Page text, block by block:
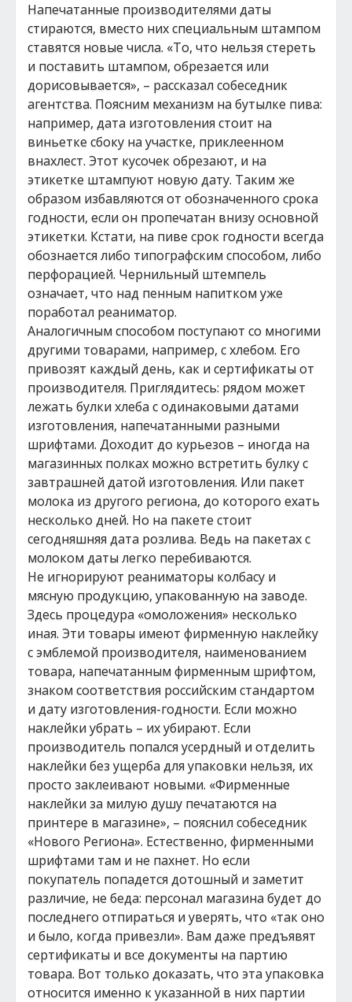
Напечатанные производителями даты
стираются, вместо них специальным штампом
ставятся новые числа. «То, что нельзя стереть
и поставить штампом, обрезается или
дорисовывается», – рассказал собеседник
агентства. Поясним механизм на бутылке пива:
например, дата изготовления стоит на
виньетке сбоку на участке, приклеенном
внахлест. Этот кусочек обрезают, и на
этикетке штампуют новую дату. Таким же
образом избавляются от обозначенного срока
годности, если он пропечатан внизу основной
этикетки. Кстати, на пиве срок годности всегда
обознается либо типографским способом, либо
перфорацией. Чернильный штемпель
означает, что над пенным напитком уже
поработал реаниматор.
Аналогичным способом поступают со многими
другими товарами, например, с хлебом. Его
привозят каждый день, как и сертификаты от
производителя. Приглядитесь: рядом может
лежать булки хлеба с одинаковыми датами
изготовления, напечатанными разными
шрифтами. Доходит до курьезов – иногда на
магазинных полках можно встретить булку с
завтрашней датой изготовления. Или пакет
молока из другого региона, до которого ехать
несколько дней. Но на пакете стоит
сегодняшняя дата розлива. Ведь на пакетах с
молоком даты легко перебиваются.
Не игнорируют реаниматоры колбасу и
мясную продукцию, упакованную на заводе.
Здесь процедура «омоложения» несколько
иная. Эти товары имеют фирменную наклейку
с эмблемой производителя, наименованием
товара, напечатанным фирменным шрифтом,
знаком соответствия российским стандартом
и дату изготовления-годности. Если можно
наклейки убрать – их убирают. Если
производитель попался усердный и отделить
наклейки без ущерба для упаковки нельзя, их
просто заклеивают новыми. «Фирменные
наклейки за милую душу печатаются на
принтере в магазине», – пояснил собеседник
«Нового Региона». Естественно, фирменными
шрифтами там и не пахнет. Но если
покупатель попадется дотошный и заметит
различие, не беда: персонал магазина будет до
последнего отпираться и уверять, что «так оно
и было, когда привезли». Вам даже предъявят
сертификаты и все документы на партию
товара. Вот только доказать, что эта упаковка
относится именно к указанной в них партии